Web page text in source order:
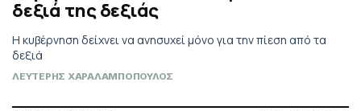
δεξιά της δεξιάς
Η κυβέρνηση δείχνει να ανησυχεί μόνο για την πίεση από τα
δεξιά
ΛΕΥΤΕΡΗΣ ΧΑΡΑΛΑΜΠΟΠΟΥΛΟΣ